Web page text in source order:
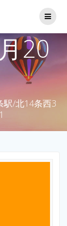
20
駅/北14条西3